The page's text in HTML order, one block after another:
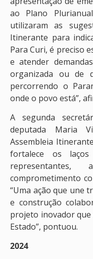
ao Plano
utilizaram as
Itinerante para
Para Curi, é preciso
e atender
organizada ou de
percorrendo o
onde o povo está”,
A segunda
deputada Maria
Assembleia
fortalece os
comprometimento
“Uma ação que une
e construção
projeto inovador que
Estado”, pontuou.
2024